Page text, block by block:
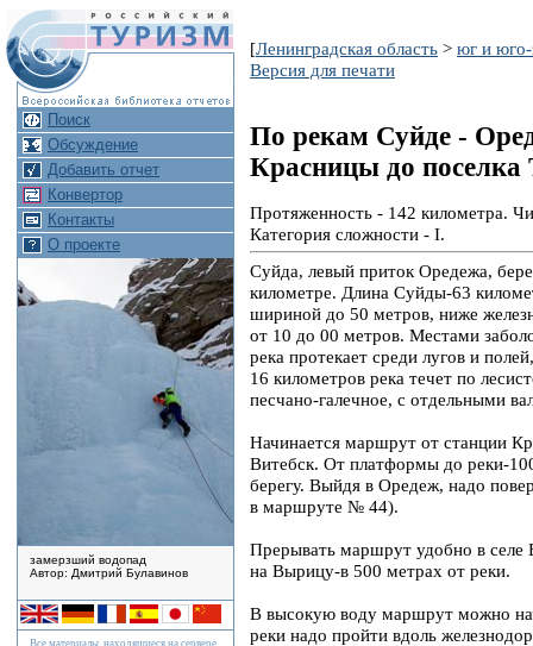
Поиск
Обсуждение
Добавить отчет
Конвертор
Контакты
О проекте
замерзший водопад
Автор: Дмитрий Булавинов
Все материалы, находящиеся на сервере
[Ленинградская область > юг и юго-
Версия для печати
По рекам Суйде -
Красницы до поселка
Протяженность - 142 километра.
Категория сложности - I.
Суйда, левый приток Оредежа,
километре. Длина Суйды-63
шириной до 50 метров, ниже
от 10 до 00 метров. Местами
река протекает среди лугов и
16 километров река течет по
песчано-галечное, с отдельными
Начинается маршрут от станции
Витебск. От платформы до реки-
берегу. Выйдя в Оредеж, надо
в маршруте № 44).
Прерывать маршрут удобно в селе
на Вырицу-в 500 метрах от реки.
В высокую воду маршрут можно
реки надо пройти вдоль